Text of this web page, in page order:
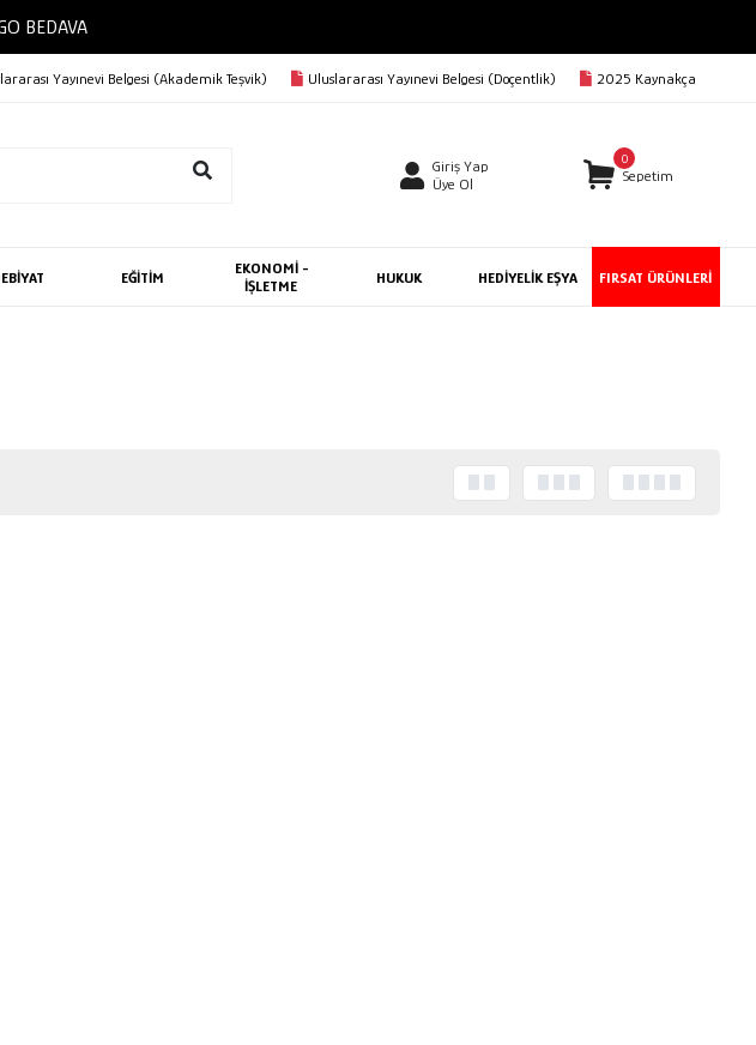
BEDAVA
Yayınevi Belgesi (Akademik Teşvik) Uluslararası Yayınevi Belgesi (Doçentlik) 2025 Kaynakça
Giriş Yap
Üye Ol
0
Sepetim
EĞİTİM
EKONOMİ -
İŞLETME
HUKUK HEDİYELİK EŞYA FIRSAT ÜRÜNLERİ